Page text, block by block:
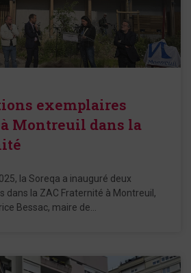
exemplaires
Montreuil dans la
la Soreqa a inauguré deux
dans la ZAC Fraternité à Montreuil,
Bessac, maire de…